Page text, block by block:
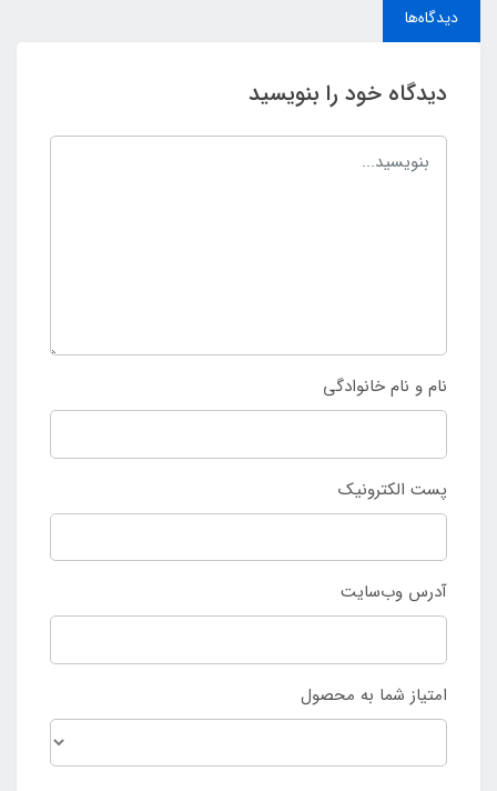
دیدگاه‌ها
دیدگاه خود را بنویسید
نام و نام خانوادگی
پست الکترونیک
آدرس وب‌سایت
امتیاز شما به محصول